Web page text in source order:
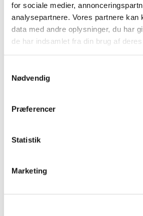
for sociale medier,
analysepartnere. Vores partnere kan
data med andre oplysninger, du har
de har indsamlet fra din brug af deres
Nødvendig
Præferencer
Statistik
Marketing
Brøndby Strand Kirke,
Strand Centrum 90,
Strand